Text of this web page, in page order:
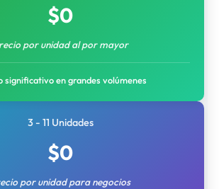
$0
por unidad al por mayor
significativo en grandes volúmenes
3 - 11 Unidades
$0
por unidad para negocios